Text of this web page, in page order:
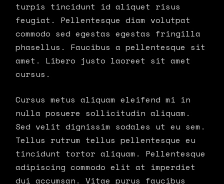
turpis tincidunt id aliquet risus
feugiat. Pellentesque diam volutpat
commodo sed egestas egestas fringilla
phasellus. Faucibus a pellentesque sit
amet. Libero justo laoreet sit amet
cursus.
Cursus metus aliquam eleifend mi in
nulla posuere sollicitudin aliquam.
Sed velit dignissim sodales ut eu sem.
Tellus rutrum tellus pellentesque eu
tincidunt tortor aliquam. Pellentesque
adipiscing commodo elit at imperdiet
dui accumsan. Vitae purus faucibus